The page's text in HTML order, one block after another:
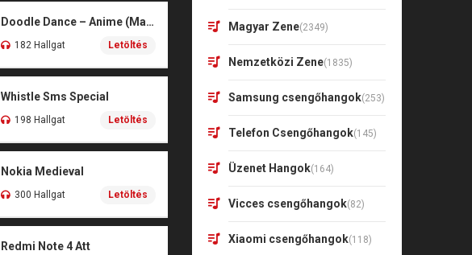
Doodle Dance – Anime (Marimba)
182 Hallgat Letöltés
Whistle Sms Special
198 Hallgat Letöltés
Nokia Medieval
300 Hallgat Letöltés
Redmi Note 4 Att
Magyar Zene(2349)
Nemzetközi Zene(1835)
Samsung csengőhangok(253)
Telefon Csengőhangok(145)
Üzenet Hangok(164)
Vicces csengőhangok(82)
Xiaomi csengőhangok(118)